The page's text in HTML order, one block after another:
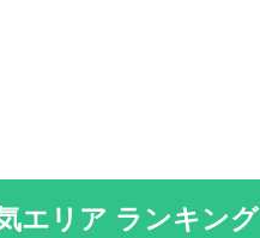
エリア ランキング